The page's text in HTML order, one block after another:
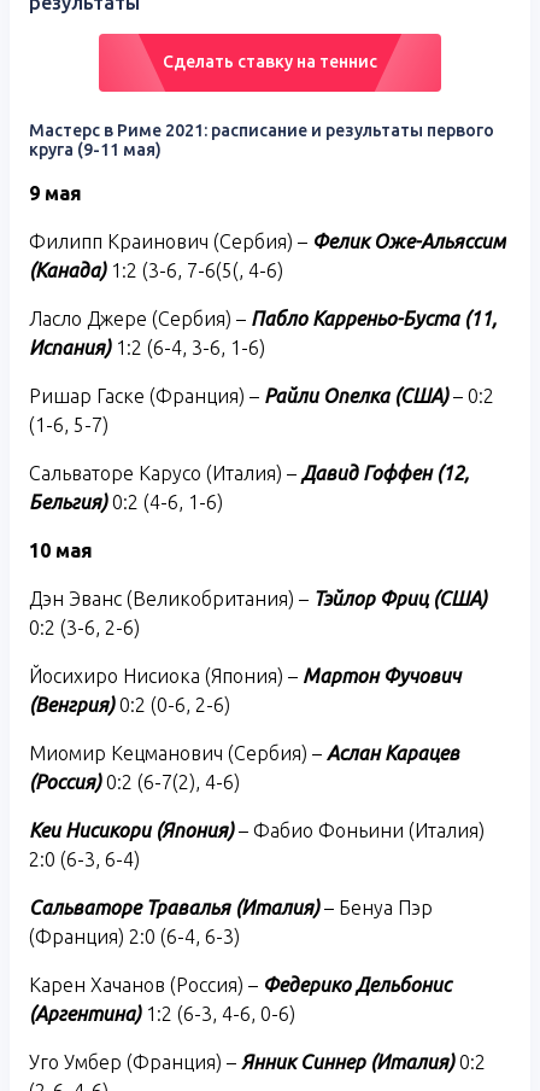
Сделать ставку на теннис
Мастерс в Риме 2021: расписание и результаты первого
круга (9-11 мая)
9 мая
Филипп Краинович (Сербия) – Фелик Оже-Альяссим
(Канада) 1:2 (3-6, 7-6(5(, 4-6)
Ласло Джере (Сербия) – Пабло Карреньо-Буста (11,
Испания) 1:2 (6-4, 3-6, 1-6)
Ришар Гаске (Франция) – Райли Опелка (США)– 0:2
(1-6, 5-7)
Сальваторе Карусо (Италия) – Давид Гоффен (12,
Бельгия)0:2 (4-6, 1-6)
10 мая
Дэн Эванс (Великобритания) – Тэйлор Фриц (США)
0:2 (3-6, 2-6)
Йосихиро Нисиока (Япония) – Мартон Фучович
(Венгрия) 0:2 (0-6, 2-6)
Миомир Кецманович (Сербия) – Аслан Карацев
(Россия) 0:2 (6-7(2), 4-6)
Кеи Нисикори (Япония) – Фабио Фоньини (Италия)
2:0 (6-3, 6-4)
Сальваторе Травалья (Италия)– Бенуа Пэр
(Франция) 2:0 (6-4, 6-3)
Карен Хачанов (Россия) – Федерико Дельбонис
(Аргентина)1:2 (6-3, 4-6, 0-6)
Уго Умбер (Франция) – Янник Синнер (Италия)0:2